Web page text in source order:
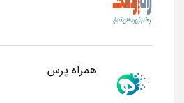
همراه پرس